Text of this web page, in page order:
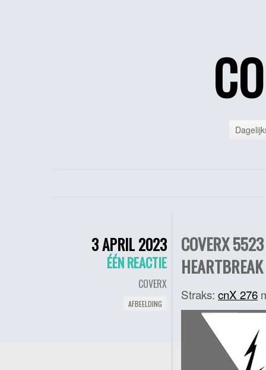
3 APRIL 2023
ÉÉN REACTIE
COVERX
AFBEELDING
COVERX
Straks: cnX 276